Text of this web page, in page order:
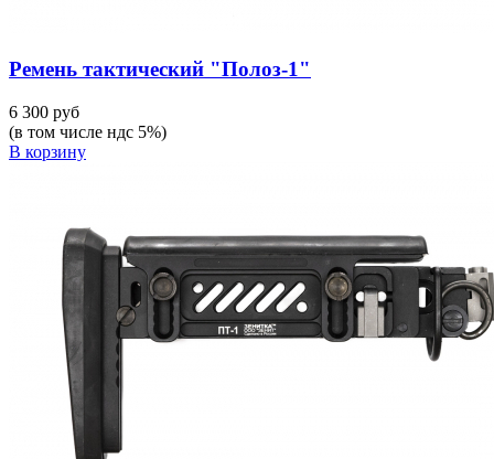
Ремень тактический "Полоз-1"
6 300 руб
(в том числе ндс 5%)
В корзину